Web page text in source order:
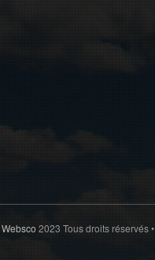
Websco 2023 Tous droits réservés •